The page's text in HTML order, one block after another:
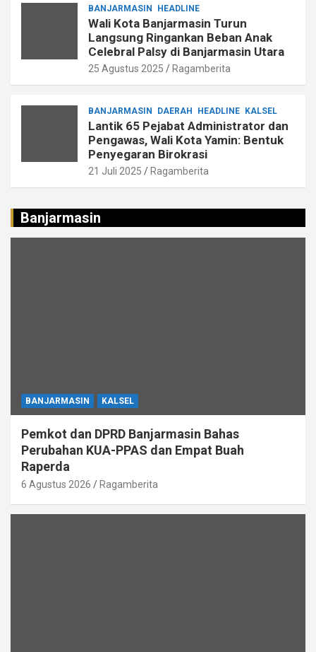
BANJARMASIN HEADLINE
Wali Kota Banjarmasin Turun
Langsung Ringankan Beban Anak
Celebral Palsy di Banjarmasin Utara
25 Agustus 2025 Ragamberita
BANJARMASIN DAERAH HEADLINE KALSEL
Lantik 65 Pejabat Administrator dan
Pengawas, Wali Kota Yamin: Bentuk
Penyegaran Birokrasi
21 Juli 2025 Ragamberita
Banjarmasin
BANJARMASIN KALSEL
Pemkot dan DPRD Banjarmasin Bahas
Perubahan KUA-PPAS dan Empat Buah
Raperda
6 Agustus 2026 Ragamberita